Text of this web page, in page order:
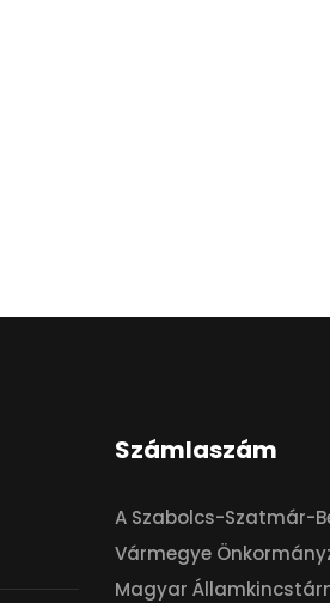
Számlaszám
A Szabolcs-Szatmár-
Vármegye
Magyar